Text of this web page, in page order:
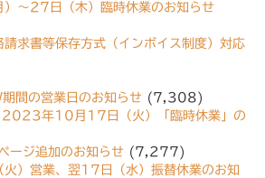
）〜27日（木）臨時休業のお知らせ
請求書等保存方式（インボイス制度）対応
間の営業日のお知らせ (7,308)
2023年10月17日（火）「臨時休業」の
ージ追加のお知らせ (7,277)
）営業、翌17日（水）振替休業のお知